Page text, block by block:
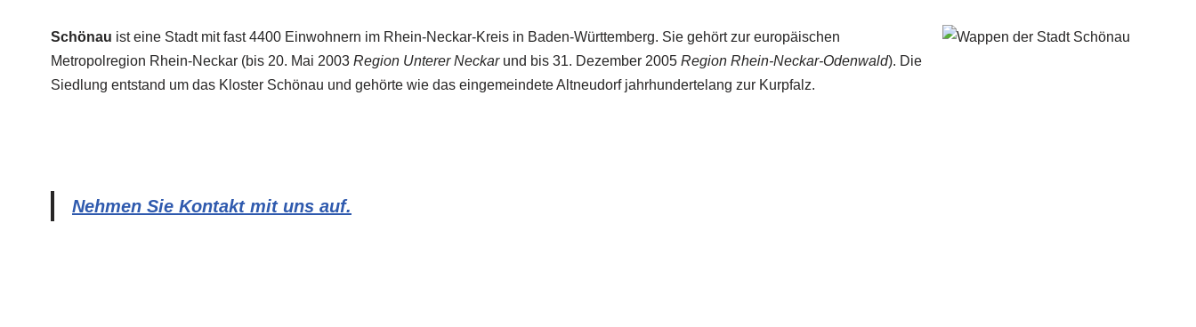
Schönau ist eine Stadt mit fast 4400 Einwohnern im Rhein-Neckar-Kreis in Baden-Württemberg. Sie gehört zur europäischen
Metropolregion Rhein-Neckar (bis 20. Mai 2003 Region Unterer Neckarund bis 31. Dezember 2005 Region Rhein-Neckar-Odenwald). Die
Siedlung entstand um das Kloster Schönau und gehörte wie das eingemeindete Altneudorf jahrhundertelang zur Kurpfalz.
Nehmen Sie Kontakt mit uns auf.